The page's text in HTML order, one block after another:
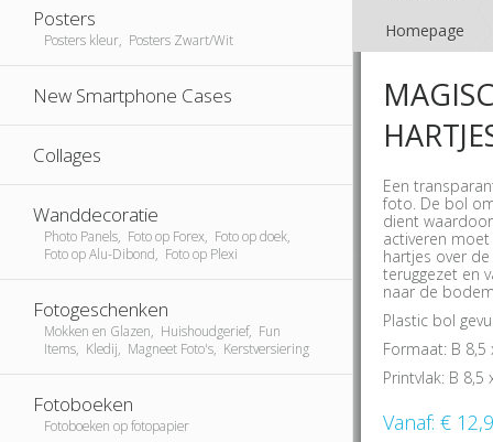
Posters
Posters kleur, Posters Zwart/Wit
New Smartphone Cases
Collages
Wanddecoratie
Photo Panels, Foto op Forex, Foto op doek,
Foto op Alu-Dibond, Foto op Plexi
Fotogeschenken
Mokken en Glazen, Huishoudgerief, Fun
Items, Kledij, Magneet Foto's, Kerstversiering
Fotoboeken
Fotoboeken op fotopapier
Homepage
Een
foto. De bol
dient
activeren
hartjes over
teruggezet en
naar de
Plastic bol
Formaat: B 8,5
Printvlak: B 8,5
Vanaf:€